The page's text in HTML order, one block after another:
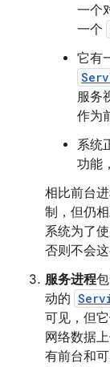
一个
一个
它有
服务
作为
系统
功能
相比前台
制，但仍
系统为了
否则不会这
服务进程
动的
可见，但
网络数据
有前台和